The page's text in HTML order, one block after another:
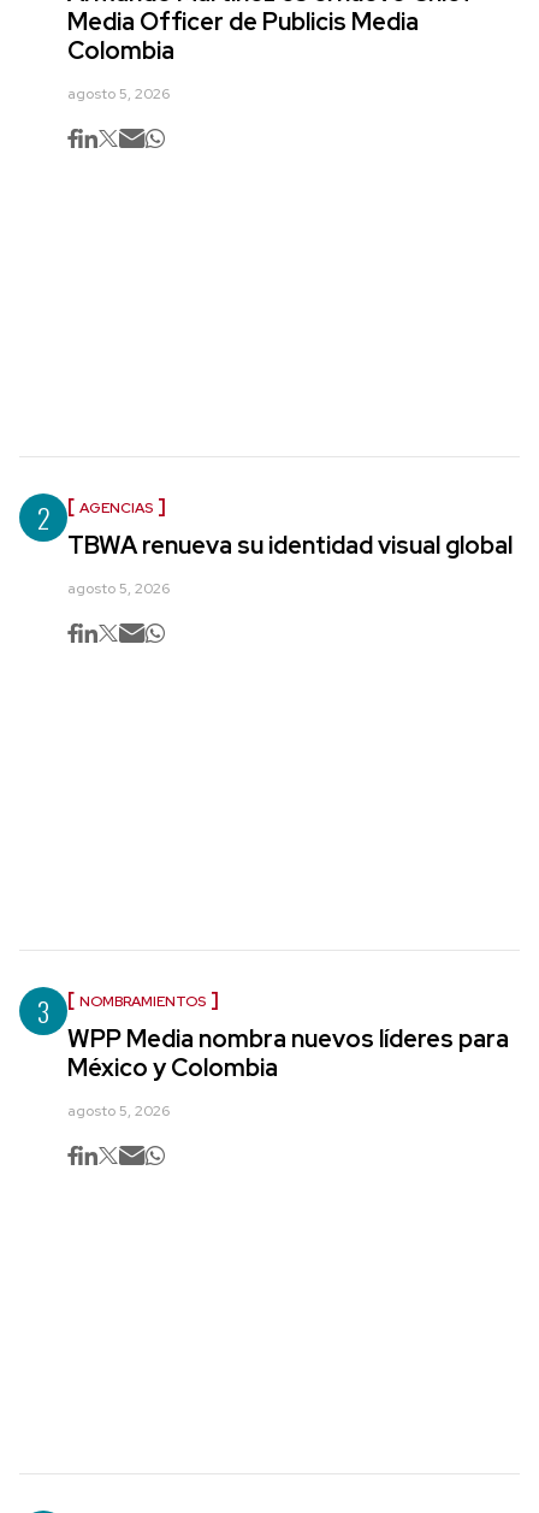
Media Officer de Publicis Media
Colombia
agosto 5, 2026
2 AGENCIAS
TBWA renueva su identidad visual global
agosto 5, 2026
3 NOMBRAMIENTOS
WPP Media nombra nuevos líderes para
México y Colombia
agosto 5, 2026